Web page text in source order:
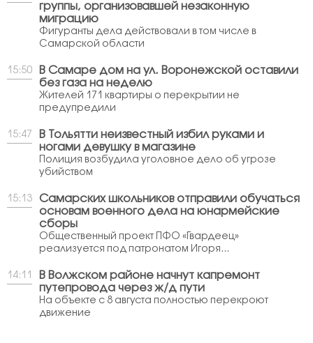
группы, организовавшей незаконную
миграцию
Фигуранты дела действовали в том числе в
Самарской области
15:50
В Самаре дом на ул. Воронежской оставили
без газа на неделю
Жителей 171 квартиры о перекрытии не
предупредили
15:47
В Тольятти неизвестный избил руками и
ногами девушку в магазине
Полиция возбудила уголовное дело об угрозе
убийством
15:13
Самарских школьников отправили обучаться
основам военного дела на юнармейские
сборы
Общественный проект ПФО «Гвардеец»
реализуется под патронатом Игоря...
14:11
В Волжском районе начнут капремонт
путепровода через ж/д пути
На объекте с 8 августа полностью перекроют
движение